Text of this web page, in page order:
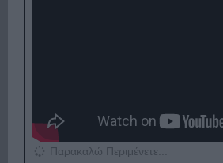
Παρακαλώ Περιμένετε...